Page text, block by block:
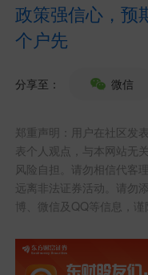
政策强信心，预
个户先
分享至： 微信
郑重声明：用户在社区发
表个人观点，与本网站无
风险自担。请勿相信代客
远离非法证券活动。请勿
博、微信及QQ等信息，